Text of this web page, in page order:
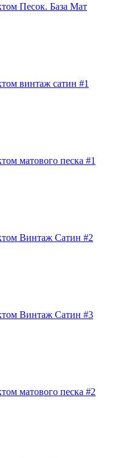
Песок. База Мат
винтаж сатин #1
матового песка #1
Винтаж Сатин #2
Винтаж Сатин #3
матового песка #2